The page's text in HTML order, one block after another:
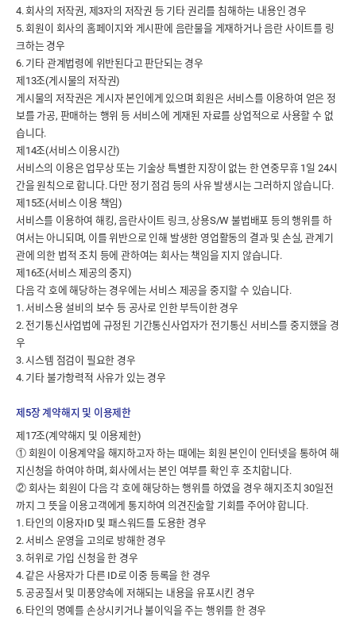
4. 회사의 저작권, 제3자의 저작권 등 기타 권리를 침해하는 내용인 경우
5. 회원이 회사의 홈페이지와 게시판에 음란물을 게재하거나 음란 사이트를 링
크하는 경우
6. 기타 관계법령에 위반된다고 판단되는 경우
제13조(게시물의 저작권)
게시물의 저작권은 게시자 본인에게 있으며 회원은 서비스를 이용하여 얻은 정
보를 가공, 판매하는 행위 등 서비스에 게재된 자료를 상업적으로 사용할 수 없
습니다.
제14조(서비스 이용시간)
서비스의 이용은 업무상 또는 기술상 특별한 지장이 없는 한 연중무휴 1일 24시
간을 원칙으로 합니다. 다만 정기 점검 등의 사유 발생시는 그러하지 않습니다.
제15조(서비스 이용 책임)
서비스를 이용하여 해킹, 음란사이트 링크, 상용S/W 불법배포 등의 행위를 하
여서는 아니되며, 이를 위반으로 인해 발생한 영업활동의 결과 및 손실, 관계기
관에 의한 법적 조치 등에 관하여는 회사는 책임을 지지 않습니다.
제16조(서비스 제공의 중지)
다음 각 호에 해당하는 경우에는 서비스 제공을 중지할 수 있습니다.
1. 서비스용 설비의 보수 등 공사로 인한 부득이한 경우
2. 전기통신사업법에 규정된 기간통신사업자가 전기통신 서비스를 중지했을 경
우
3. 시스템 점검이 필요한 경우
4. 기타 불가항력적 사유가 있는 경우
제5장 계약해지 및 이용제한
제17조(계약해지 및 이용제한)
① 회원이 이용계약을 해지하고자 하는 때에는 회원 본인이 인터넷을 통하여 해
지신청을 하여야 하며, 회사에서는 본인 여부를 확인 후 조치합니다.
② 회사는 회원이 다음 각 호에 해당하는 행위를 하였을 경우 해지조치 30일전
까지 그 뜻을 이용고객에게 통지하여 의견진술할 기회를 주어야 합니다.
1. 타인의 이용자ID 및 패스워드를 도용한 경우
2. 서비스 운영을 고의로 방해한 경우
3. 허위로 가입 신청을 한 경우
4. 같은 사용자가 다른 ID로 이중 등록을 한 경우
5. 공공질서 및 미풍양속에 저해되는 내용을 유포시킨 경우
6. 타인의 명예를 손상시키거나 불이익을 주는 행위를 한 경우